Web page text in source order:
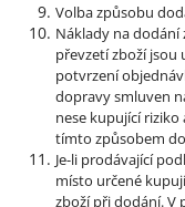
Volba způsobu
Náklady na dodání
převzetí zboží jsou
potvrzení
dopravy smluven
nese kupující
tímto způsobem
Je-li prodávající
místo určené
zboží při dodání. V